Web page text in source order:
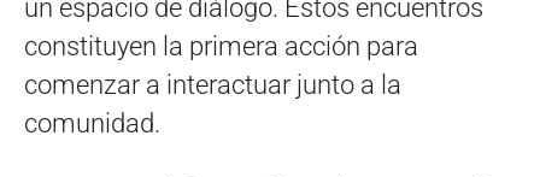
un espacio de diálogo. Estos encuentros
constituyen la primera acción para
comenzar a interactuar junto a la
comunidad.